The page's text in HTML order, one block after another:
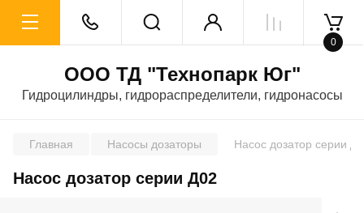
ООО ТД "Технопарк Юг"
Гидроцилиндры, гидрораспределители, гидронасосы
0
Главная Насосы дозаторы Насос дозатор серии
Насос дозатор серии Д02